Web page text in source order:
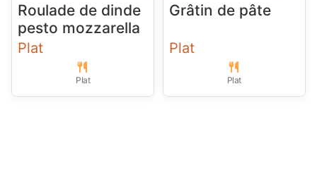
Roulade de dinde
pesto mozzarella
Plat
Plat
Grâtin de pâte
Plat
Plat